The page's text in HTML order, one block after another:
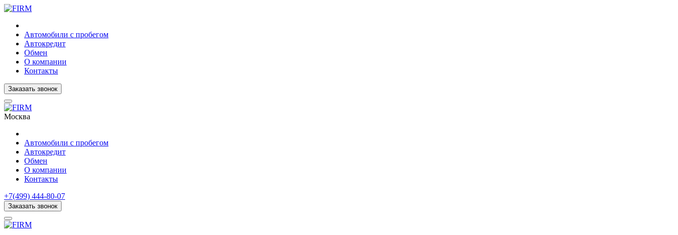
Автомобили с пробегом
Автокредит
Обмен
О компании
Контакты
Заказать звонок
Москва
Автомобили с пробегом
Автокредит
Обмен
О компании
Контакты
+7(499) 444-80-07
Заказать звонок